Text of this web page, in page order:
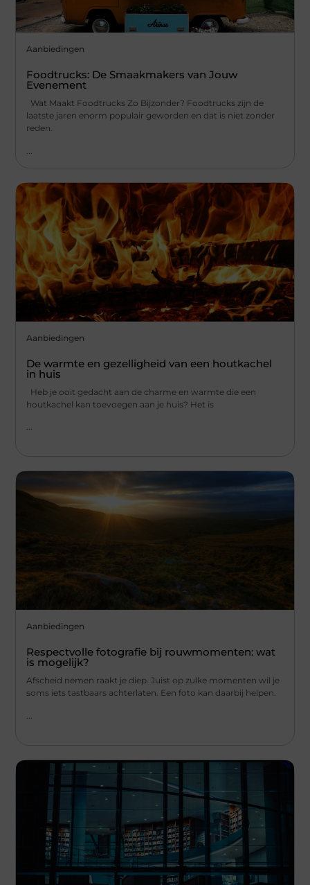
Aanbiedingen
Foodtrucks: De Smaakmakers van Jouw
Evenement
Wat Maakt Foodtrucks Zo Bijzonder? Foodtrucks zijn de
laatste jaren enorm populair geworden en dat is niet zonder
reden.
Aanbiedingen
De warmte en gezelligheid van een houtkachel
in huis
Heb je ooit gedacht aan de charme en warmte die een
houtkachel kan toevoegen aan je huis? Het is
...
Aanbiedingen
Respectvolle fotografie bij rouwmomenten: wat
is mogelijk?
Afscheid nemen raakt je diep. Juist op zulke momenten wil je
soms iets tastbaars achterlaten. Een foto kan daarbij helpen.